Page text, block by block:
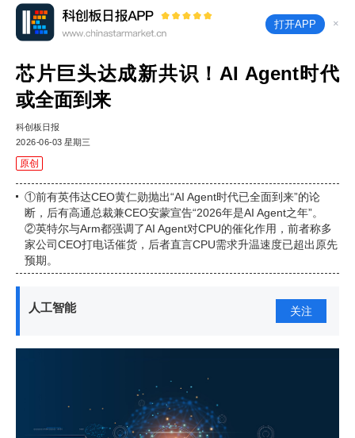
打开APP ×
芯片巨头达成新共识！AI Agent时代
或全面到来
科创板日报
2026-06-03 星期三
原创
①前有英伟达CEO黄仁勋抛出“AI Agent时代已全面到来”的论
断，后有高通总裁兼CEO安蒙宣告“2026年是AI Agent之年”。
②英特尔与Arm都强调了AI Agent对CPU的催化作用，前者称多
家公司CEO打电话催货，后者直言CPU需求升温速度已超出原先
预期。
人工智能 关注